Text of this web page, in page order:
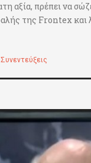
αξία, πρέπει να
της Frontex και
Συνεντεύξεις